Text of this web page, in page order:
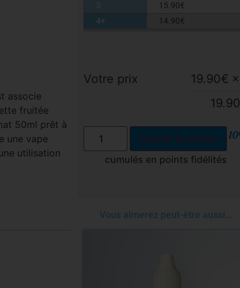
associe
fruitée
50ml prêt à
une vape
utilisation
15.90€
4+
14.90€
Votre prix 19.90€
19.90
Ajouter au panier
cumulés en points fidélités
Vous aimerez peut-être aussi…